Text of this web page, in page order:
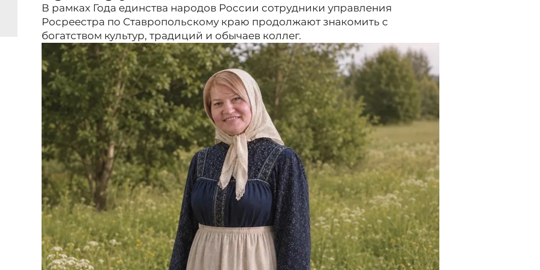
В рамках Года единства народов России сотрудники управления
Росреестра по Ставропольскому краю продолжают знакомить с
богатством культур, традиций и обычаев коллег.